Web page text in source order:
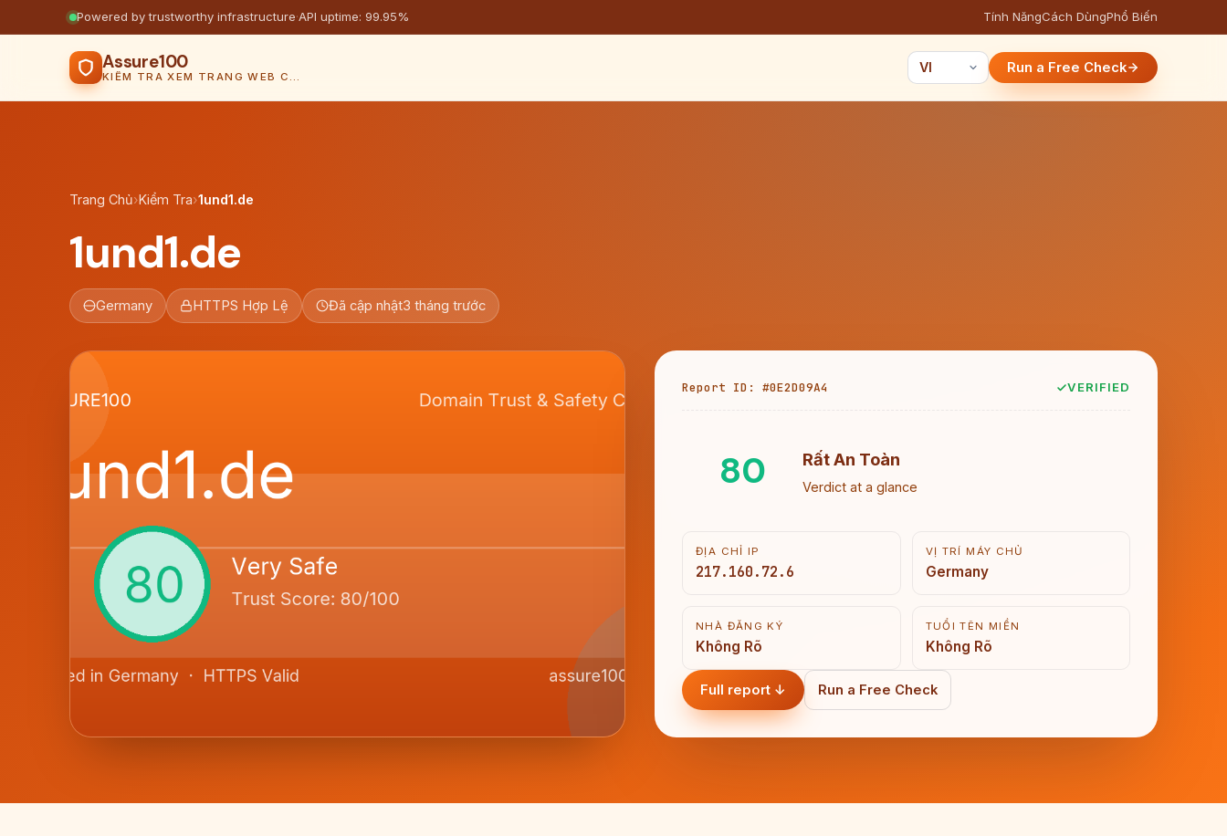
Powered by trustworthy infrastructure·API uptime: 99.95% Tính NăngCách DùngPhổ Biến
Assure100
KIỂM TRA XEM TRANG WEB CÓ AN TOÀN KHÔNG
Run a Free Check
Trang Chủ›Kiểm Tra›1und1.de
1und1.de
Germany HTTPS Hợp Lệ Đã cập nhật3 tháng trước
Report ID: #0E2D09A4 VERIFIED
80 Rất An Toàn
Verdict at a glance
ĐỊA CHỈ IP
217.160.72.6
VỊ TRÍ MÁY CHỦ
Germany
NHÀ ĐĂNG KÝ
Không Rõ
TUỔI TÊN MIỀN
Không Rõ
Full report ↓ Run a Free Check